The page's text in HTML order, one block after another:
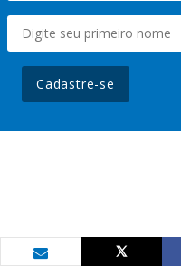
Cadastre-se